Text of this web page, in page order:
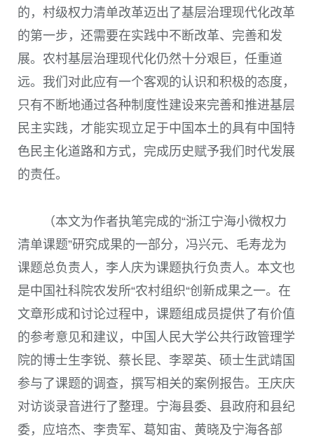
的，村级权力清单改革迈出了基层治理现代化改革
的第一步，还需要在实践中不断改革、完善和发
展。农村基层治理现代化仍然十分艰巨，任重道
远。我们对此应有一个客观的认识和积极的态度，
只有不断地通过各种制度性建设来完善和推进基层
民主实践，才能实现立足于中国本土的具有中国特
色民主化道路和方式，完成历史赋予我们时代发展
的责任。
（本文为作者执笔完成的“浙江宁海小微权力
清单课题”研究成果的一部分，冯兴元、毛寿龙为
课题总负责人，李人庆为课题执行负责人。本文也
是中国社科院农发所“农村组织“创新成果之一。在
文章形成和讨论过程中，课题组成员提供了有价值
的参考意见和建议，中国人民大学公共行政管理学
院的博士生李锐、蔡长昆、李翠英、硕士生武靖国
参与了课题的调查，撰写相关的案例报告。王庆庆
对访谈录音进行了整理。宁海县委、县政府和县纪
委，应培杰、李贵军、葛知宙、黄晓及宁海各部